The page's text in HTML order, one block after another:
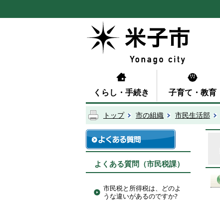
くらし・手続き 子育て・教育
トップ 市の組織 市民生活部
よくある質問（市民税課）
市民税と所得税は、どのよ
うな違いがあるのですか?